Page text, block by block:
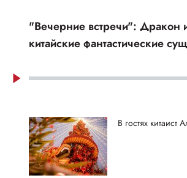
"Вечерние встречи": Дракон
китайские фантастические
В гостях китаист